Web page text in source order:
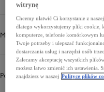
Mechanizm zaworów Więcej
Pojemność skokowa (cm³)
witrynę
Chcemy ułatwić Ci korzystanie z
dlatego wykorzystujemy pliki cookie,
komputerze, telefonie komórkowym
Twoje potrzeby i ulepszać
dostarczania usług i narzędzi osób
Zalecamy akceptację wszystkich
możesz łatwo zmienić ich ustawienia.
znajdziesz w naszej Polityce plików